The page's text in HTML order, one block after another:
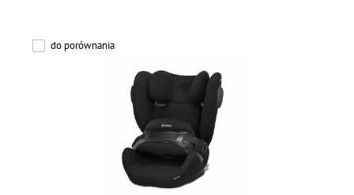
do porównania